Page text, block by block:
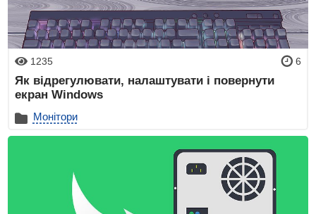
1235 6
Як відрегулювати, налаштувати і повернути
екран Windows
Монітори